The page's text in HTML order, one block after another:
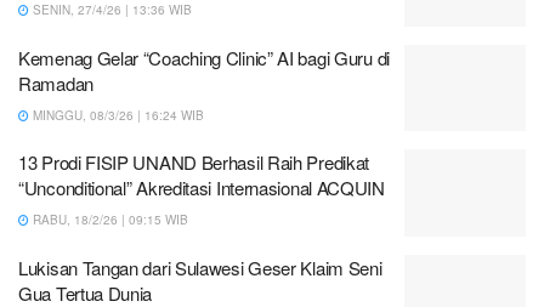
SENIN, 27/4/26 | 13:36 WIB
Kemenag Gelar “Coaching Clinic” AI bagi Guru di
Ramadan
MINGGU, 08/3/26 | 16:24 WIB
13 Prodi FISIP UNAND Berhasil Raih Predikat
“Unconditional” Akreditasi Internasional ACQUIN
RABU, 18/2/26 | 09:15 WIB
Lukisan Tangan dari Sulawesi Geser Klaim Seni
Gua Tertua Dunia